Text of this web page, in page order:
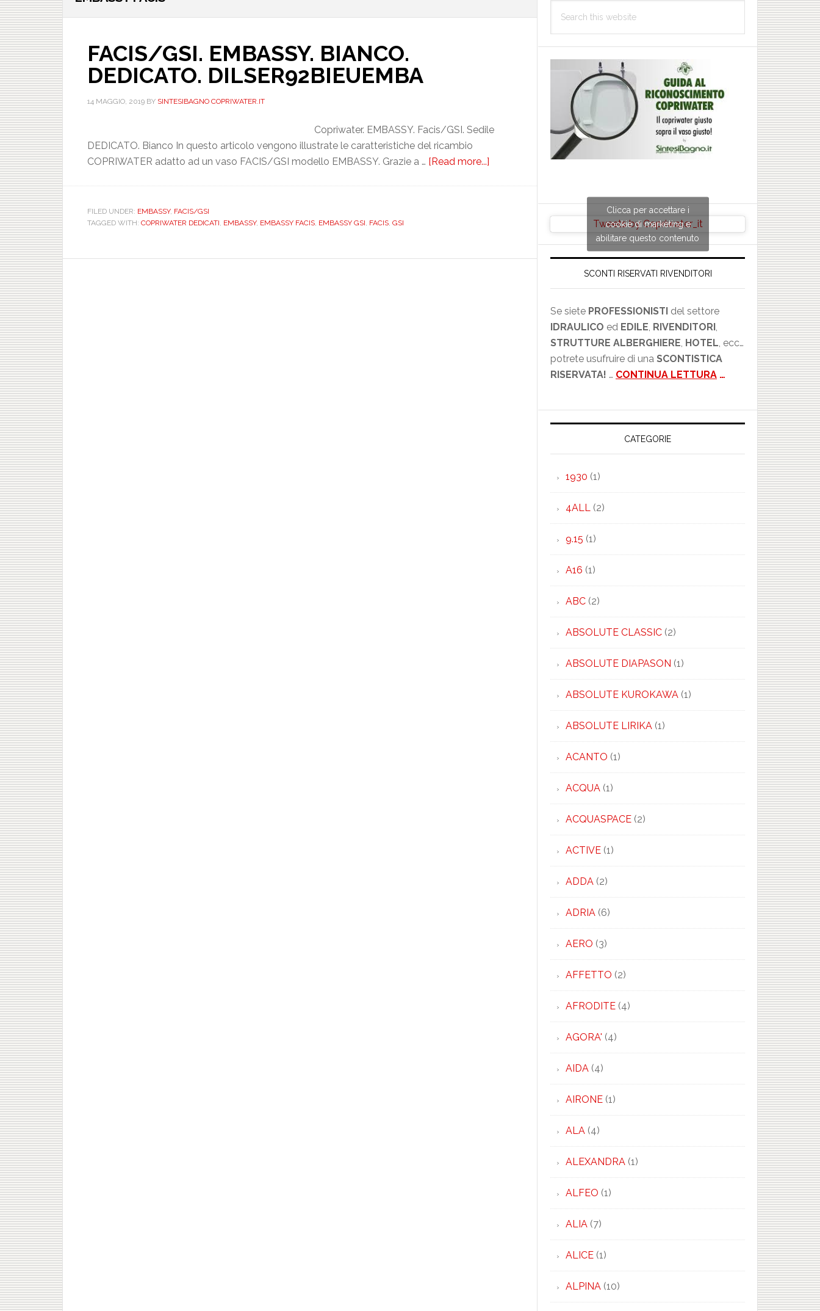
FACIS/GSI. EMBASSY. BIANCO.
DEDICATO. DILSER92BIEUEMBA
14 MAGGIO, 2019BYSINTESIBAGNO COPRIWATER.IT
Copriwater. EMBASSY. Facis/GSI. Sedile
DEDICATO. Bianco In questo articolo vengono illustrate le caratteristiche del ricambio
COPRIWATER adatto ad un vaso FACIS/GSI modello EMBASSY. Grazie a …[Read more...]about
FILED UNDER:EMBASSY,FACIS/GSI
TAGGED WITH:COPRIWATER DEDICATI,EMBASSY,EMBASSY FACIS,EMBASSY GSI,FACIS,GSI
this
Tweets by Copriwater_it
Clicca per accettare i
cookie di marketing e
abilitare questo contenuto
SCONTI RISERVATI RIVENDITORI
Se sietePROFESSIONISTIdel settore
IDRAULICOedEDILE,RIVENDITORI,
STRUTTURE ALBERGHIERE,HOTEL, ecc…
potrete usufruire di unaSCONTISTICA
RISERVATA!…CONTINUA LETTURA…
CATEGORIE
1930(1)
4ALL(2)
9.15(1)
A16(1)
ABC(2)
ABSOLUTE CLASSIC(2)
ABSOLUTE DIAPASON(1)
ABSOLUTE KUROKAWA(1)
ABSOLUTE LIRIKA(1)
ACANTO(1)
ACQUA(1)
ACQUASPACE(2)
ACTIVE(1)
ADDA(2)
ADRIA(6)
AERO(3)
AFFETTO(2)
AFRODITE(4)
AGORA'(4)
AIDA(4)
AIRONE(1)
ALA(4)
ALEXANDRA(1)
ALFEO(1)
ALIA(7)
ALICE(1)
ALPINA(10)